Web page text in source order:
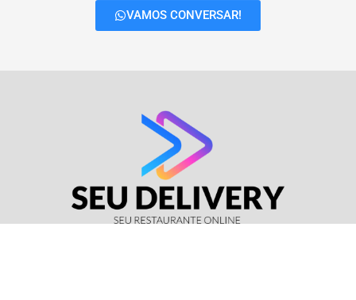
VAMOS CONVERSAR!